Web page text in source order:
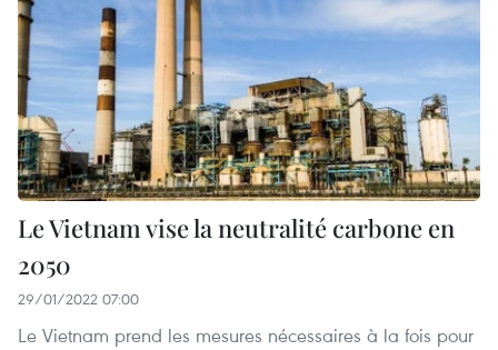
Le Vietnam vise la neutralité carbone en
2050
29/01/2022 07:00
Le Vietnam prend les mesures nécessaires à la fois pour